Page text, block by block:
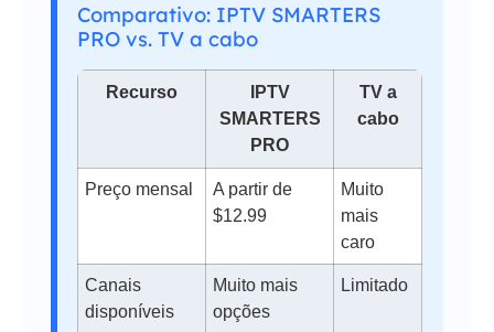
Comparativo: IPTV SMARTERS
PRO vs. TV a cabo
Recurso
IPTV
SMARTERS
PRO
TV a
cabo
Preço mensal
A partir de
$12.99
Muito
mais
caro
Canais
disponíveis
Muito mais
opções
Limitado